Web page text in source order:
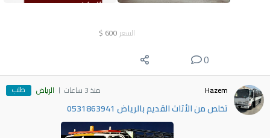
السعر 600
$
0
Hazem منذ 3 ساعات الرياض طلب
تخلص من الأثاث القديم بالرياض 0531863941